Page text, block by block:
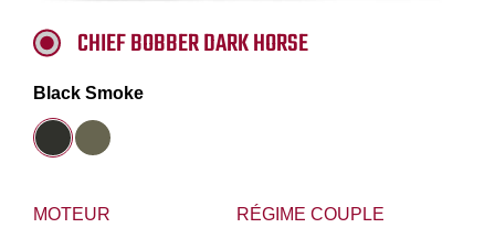
MOTEUR
RÉGIME COUPLE
CHIEF BOBBER DARK HORSE
Black Smoke